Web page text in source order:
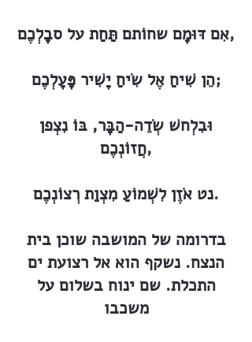
אִם דּוּמָם שחוֹתם תַּחַת על סבָלְכֶם,
הֵן שִׁיחַ אֶל שִׂיחַ יָשִׁיר פָּעָלְכֶם;
וּבִלְחשׁ שְׂדֵה-הַבָּר, בּוֹ נִצְפן
חֲזוֹנְכֶם,
נט אֹזֶן לִשְׁמוֹעַ מִצְוַת רְצוֹנְכֶם.
בדרומה של המושבה שוכן בית
הנצח. נשקף הוא אל רצועת ים
התכלת. שם ינוח בשלום על
משכבו